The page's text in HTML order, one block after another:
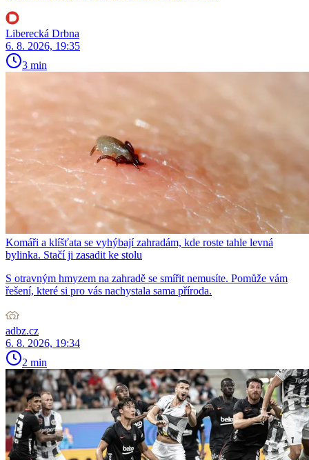
Liberecká Drbna
6. 8. 2026, 19:35
3 min
Komáři a klíšťata se vyhýbají zahradám, kde roste tahle levná
bylinka. Stačí ji zasadit ke stolu
S otravným hmyzem na zahradě se smířit nemusíte. Pomůže vám
řešení, které si pro vás nachystala sama příroda.
adbz.cz
6. 8. 2026, 19:34
2 min